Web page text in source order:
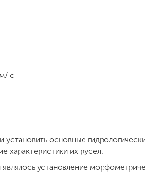
с
основные
характеристики их русел.
установление